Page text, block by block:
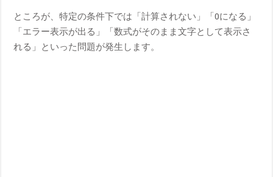
ところが、特定の条件下では「計算されない」「0になる」
「エラー表示が出る」「数式がそのまま文字として表示さ
れる」といった問題が発生します。